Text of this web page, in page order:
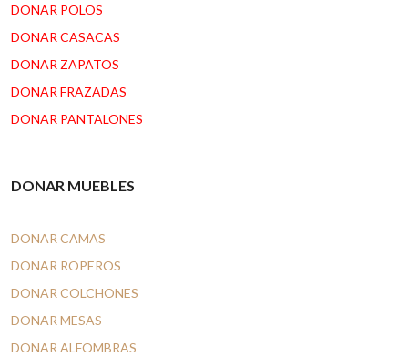
DONAR POLOS
DONAR CASACAS
DONAR ZAPATOS
DONAR FRAZADAS
DONAR PANTALONES
DONAR MUEBLES
DONAR CAMAS
DONAR ROPEROS
DONAR COLCHONES
DONAR MESAS
DONAR ALFOMBRAS